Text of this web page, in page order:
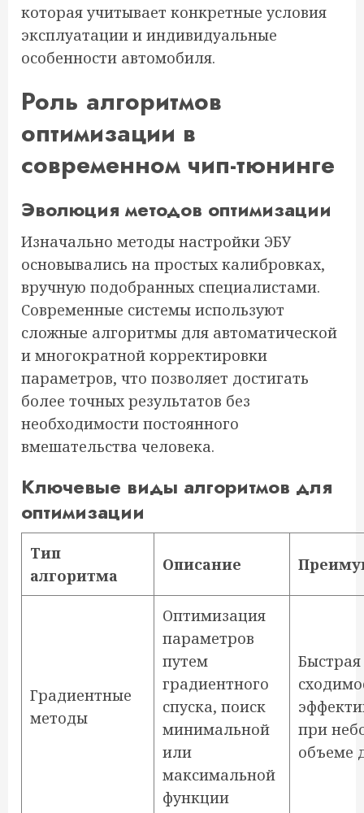
которая учитывает конкретные условия
эксплуатации и индивидуальные
особенности автомобиля.
Роль алгоритмов
оптимизации в
современном чип-тюнинге
Эволюция методов оптимизации
Изначально методы настройки ЭБУ
основывались на простых калибровках,
вручную подобранных специалистами.
Современные системы используют
сложные алгоритмы для автоматической
и многократной корректировки
параметров, что позволяет достигать
более точных результатов без
необходимости постоянного
вмешательства человека.
Ключевые виды алгоритмов для
оптимизации
Тип
алгоритма
Описание
Градиентные
методы
Оптимизация
параметров
путем
градиентного
спуска, поиск
минимальной
или
максимальной
функции
Быстрая
при
объеме